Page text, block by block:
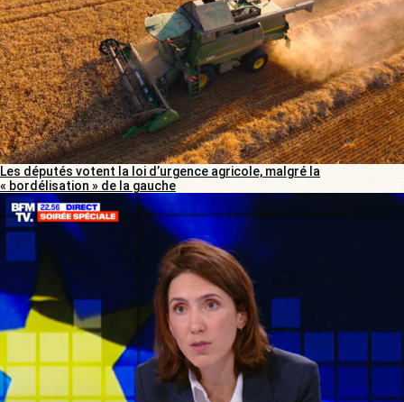
Les députés votent la loi d’urgence agricole, malgré la
« bordélisation » de la gauche